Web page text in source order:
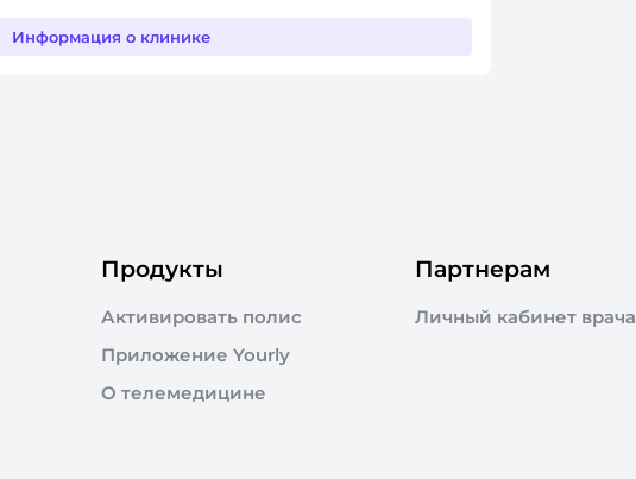
Информация о клинике
Продукты
Активировать полис
Приложение Yourly
О телемедицине
Партнерам
Личный кабинет врача